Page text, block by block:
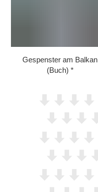
Gespenster am Balkan
(Buch)